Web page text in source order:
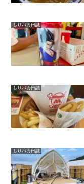
もりバカ日誌
もりバカ日誌
もりバカ日誌